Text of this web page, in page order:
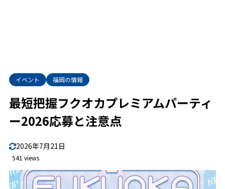
イベント 福岡の情報
最短把握フクオカプレミアムパーティ
ー2026応募と注意点
2026年7月21日
541 views